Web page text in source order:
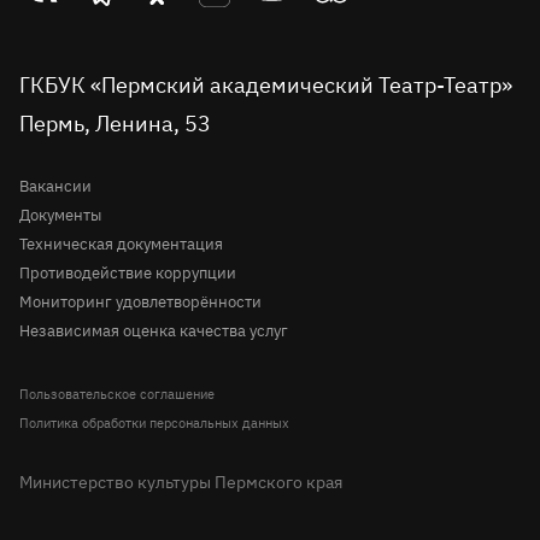
Доступная среда
Правила посещения театра
Молодёжная сцена
История
вконтакте
театр
telegram
театр
однокласниках
театр
rutube
театр
Tripadvisor
ГКБУК «Пермский академический Театр-Театр»
Пермь, Ленина, 53
Вакансии
Документы
Техническая документация
Противодействие коррупции
Мониторинг удовлетворённости
Независимая оценка качества услуг
Пользовательское соглашение
Политика обработки персональных данных
Министерство культуры Пермского края